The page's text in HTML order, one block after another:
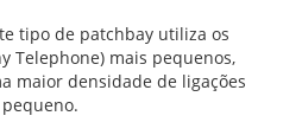
tipo de patchbay utiliza os
Telephone) mais pequenos,
maior densidade de ligações